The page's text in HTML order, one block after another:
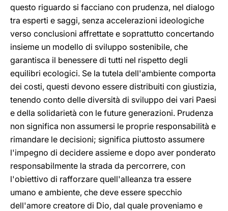
questo riguardo si facciano con prudenza, nel dialogo
tra esperti e saggi, senza accelerazioni ideologiche
verso conclusioni affrettate e soprattutto concertando
insieme un modello di sviluppo sostenibile, che
garantisca il benessere di tutti nel rispetto degli
equilibri ecologici. Se la tutela dell'ambiente comporta
dei costi, questi devono essere distribuiti con giustizia,
tenendo conto delle diversità di sviluppo dei vari Paesi
e della solidarietà con le future generazioni. Prudenza
non significa non assumersi le proprie responsabilità e
rimandare le decisioni; significa piuttosto assumere
l'impegno di decidere assieme e dopo aver ponderato
responsabilmente la strada da percorrere, con
l'obiettivo di rafforzare quell'alleanza tra essere
umano e ambiente, che deve essere specchio
dell'amore creatore di Dio, dal quale proveniamo e